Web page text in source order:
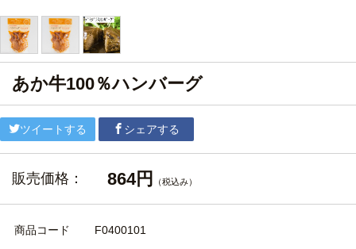
あか牛100％ハンバーグ
ツイートする シェアする
販売価格： 864円 （税込み）
商品コード F0400101